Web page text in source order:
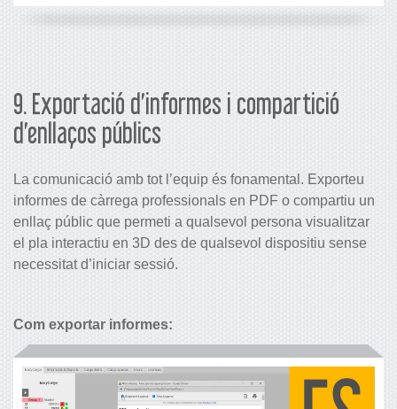
9. Exportació d’informes i compartició
d’enllaços públics
La comunicació amb tot l’equip és fonamental. Exporteu
informes de càrrega professionals en PDF o compartiu un
enllaç públic que permeti a qualsevol persona visualitzar
el pla interactiu en 3D des de qualsevol dispositiu sense
necessitat d’iniciar sessió.
Com exportar informes: